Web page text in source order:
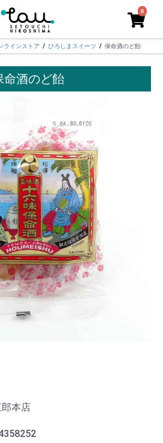
0
ラインストア ひろしまスイーツ 保命酒のど飴
命酒のど飴
本店